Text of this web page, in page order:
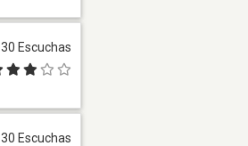
30 Escuchas
30 Escuchas